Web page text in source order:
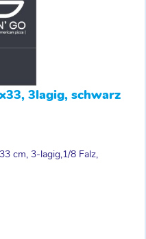
3lagig, schwarz
cm, 3-lagig,1/8 Falz,